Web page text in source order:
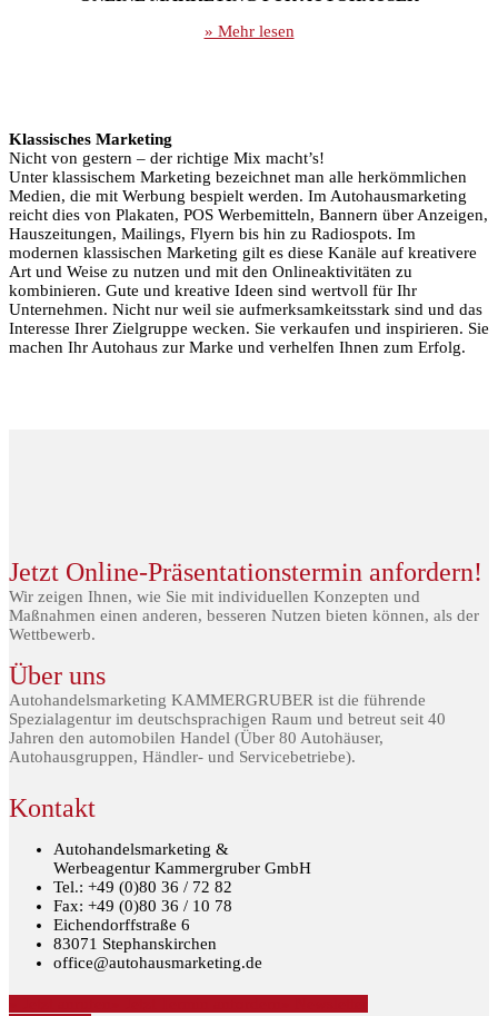
» Mehr lesen
Klassisches Marketing
Nicht von gestern – der richtige Mix macht’s!
Unter klassischem Marketing bezeichnet man alle herkömmlichen
Medien, die mit Werbung bespielt werden. Im Autohausmarketing
reicht dies von Plakaten, POS Werbemitteln, Bannern über Anzeigen,
Hauszeitungen, Mailings, Flyern bis hin zu Radiospots. Im
modernen klassischen Marketing gilt es diese Kanäle auf kreativere
Art und Weise zu nutzen und mit den Onlineaktivitäten zu
kombinieren. Gute und kreative Ideen sind wertvoll für Ihr
Unternehmen. Nicht nur weil sie aufmerksamkeitsstark sind und das
Interesse Ihrer Zielgruppe wecken. Sie verkaufen und inspirieren. Sie
machen Ihr Autohaus zur Marke und verhelfen Ihnen zum Erfolg.
Jetzt Online-Präsentationstermin anfordern!
Wir zeigen Ihnen, wie Sie mit individuellen Konzepten und
Maßnahmen einen anderen, besseren Nutzen bieten können, als der
Wettbewerb.
Über uns
Autohandelsmarketing KAMMERGRUBER ist die führende
Spezialagentur im deutschsprachigen Raum und betreut seit 40
Jahren den automobilen Handel (Über 80 Autohäuser,
Autohausgruppen, Händler- und Servicebetriebe).
Kontakt
Autohandelsmarketing &
Werbeagentur Kammergruber GmbH
Tel.: +49 (0)80 36 / 72 82
Fax: +49 (0)80 36 / 10 78
Eichendorffstraße 6
83071 Stephanskirchen
office@autohausmarketing.de